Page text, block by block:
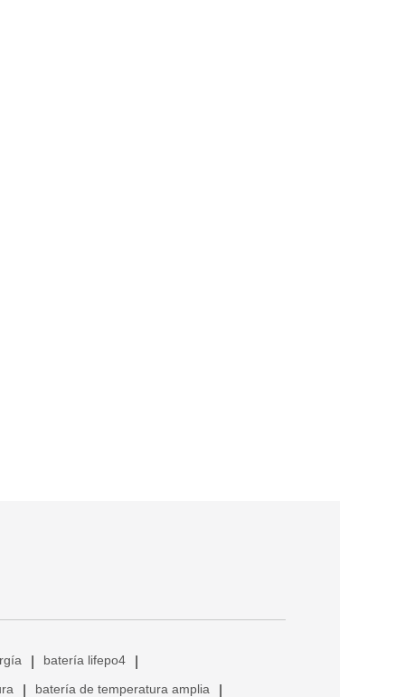
batería lifepo4
batería de temperatura amplia